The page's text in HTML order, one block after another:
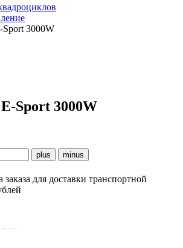
Sport 3000W
Sport 3000W
для доставки транспортной